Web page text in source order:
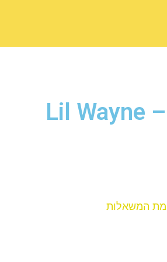
Lil Wayne
המשאלות